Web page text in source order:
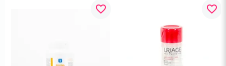
favorite_border favorite_border